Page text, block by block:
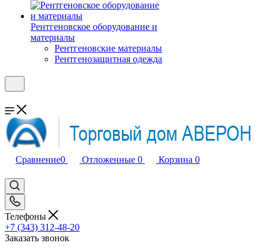
Рентгеновское оборудование и
материалы
Рентгеновские материалы
Рентгенозащитная одежда
Сравнение0 Отложенные 0 Корзина 0
Телефоны
+7 (343) 312-48-20
Заказать звонок